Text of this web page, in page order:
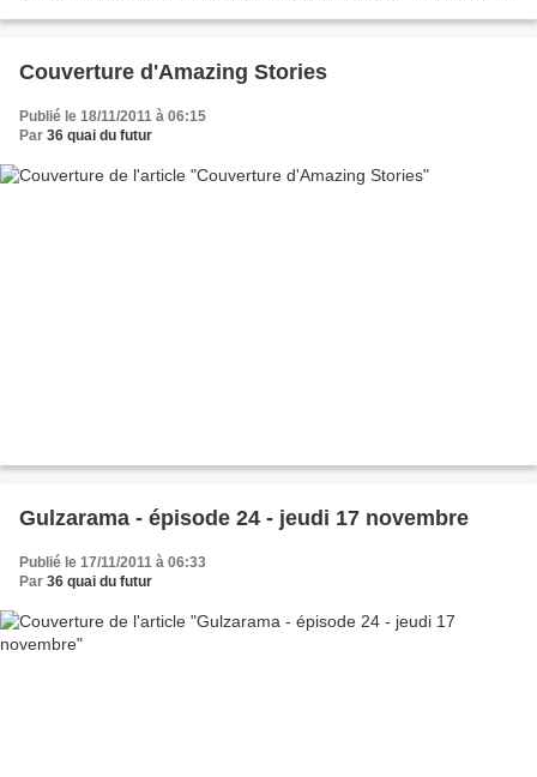
Couverture d'Amazing Stories
Publié le 18/11/2011 à 06:15
Par 36 quai du futur
Gulzarama - épisode 24 - jeudi 17 novembre
Publié le 17/11/2011 à 06:33
Par 36 quai du futur